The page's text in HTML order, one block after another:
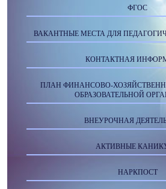
ФГОС
ВАКАНТНЫЕ МЕСТА ДЛЯ
КОНТАКТНАЯ
ПЛАН ФИНАНСОВО-
ОБРАЗОВАТЕЛЬНОЙ
ВНЕУРОЧНАЯ
АКТИВНЫЕ
НАРКПОСТ